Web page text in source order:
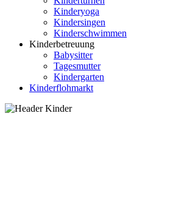
Kinderyoga
Kindersingen
Kinderschwimmen
Kinderbetreuung
Babysitter
Tagesmutter
Kindergarten
Kinderflohmarkt